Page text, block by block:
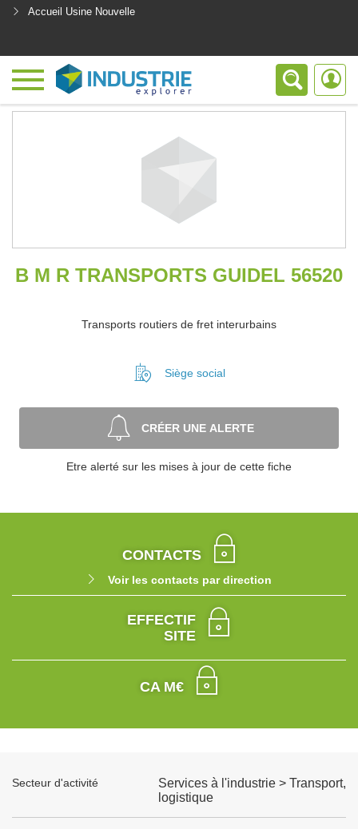
Accueil Usine Nouvelle
B M R TRANSPORTS GUIDEL 56520
Transports routiers de fret interurbains
Siège social
CRÉER UNE ALERTE
Etre alerté sur les mises à jour de cette fiche
CONTACTS
Voir les contacts par direction
EFFECTIF
SITE
CA M€
Secteur d'activité
Services à l'industrie > Transport,
logistique